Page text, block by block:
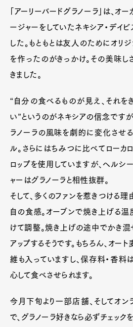
「アーリーバードグラノーラ」は、オ
ージャーをしていたネキシア・デイ
した。もともとは友人のためにオリ
を作ったのがきっかけ。その美味し
きました。
“自分の食べるものが見え、それを
い”というのがネキシアの信念です
ラノーラの風味を劇的に変化させる
ル。さらにはちみつに比べてローカ
ロップを使用していますが、ヘルシ
ャーはグラノーラと相性抜群。
そして、多くのファンを惹きつける
自の食感。オーブンで焼き上げる温
けて調整。焼き上げの途中でかき混
アップするそうです。もちろん、オー
維も入っていますし、保存料・香料
心して食べさせられます。
今月下旬より一部店舗、そしてオン
で、グラノーラ好きなら必ずチェック